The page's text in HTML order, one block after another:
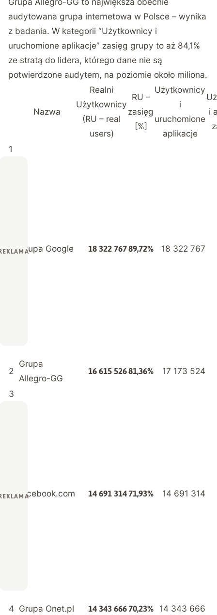
audytowana grupa internetowa w Polsce – wynika
z badania. W kategorii “Użytkownicy i
uruchomione aplikacje” zasięg grupy to aż 84,1%
ze stratą do lidera, którego dane nie są
potwierdzone audytem, na poziomie około miliona.
Nazwa
Realni
Użytkownicy
(RU – real
users)
RU –
zasięg
[%]
Użytkownicy
i
uruchomione
aplikacje
i
1
Grupa Google 18 322 76789,72% 18 322 767
2
Grupa
Allegro-GG
16 615 52681,36% 17 173 524
3
facebook.com 14 691 314 71,93% 14 691 314
4 Grupa Onet.pl 14 343 666 70,23% 14 343 666